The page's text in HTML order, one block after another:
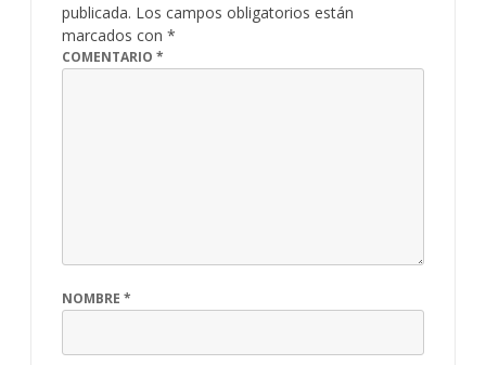
publicada. Los campos obligatorios están
marcados con *
COMENTARIO *
NOMBRE *